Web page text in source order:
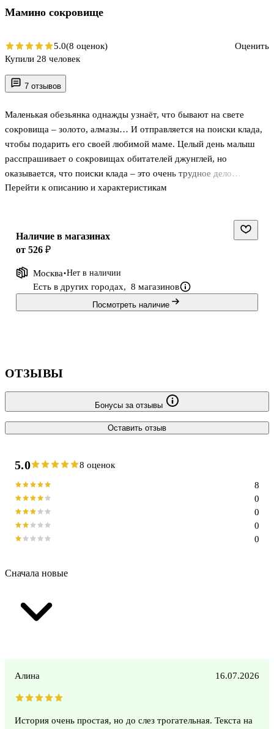
7 отзывов
Маленькая обезьянка однажды узнаёт, что бывают на свете
сокровища – золото, алмазы… И отправляется на поиски клада,
чтобы подарить его своей любимой маме. Целый день малыш
расспрашивает о сокровищах обитателей джунглей, но
оказывается, что поиски клада – это очень трудное дело…
Эту забавную и трогательную историю сочинили немецкие
«Послушайте, я здесь!» и «Хочу быть храбрым!».
Для чтения взрослыми детям.
Перейти к описанию и характеристикам
Мамино сокровище
5.0(8 оценок)
Оценить
Купили 28 человек
Наличие в магазинах
от 526 ₽
Москва Нет в наличии
Есть в других городах, 8 магазинов
Посмотреть наличие
ОТЗЫВЫ
Бонусы за отзывы
Оставить отзыв
5.0 8 оценок
0
0
0
0
8
Сначала новые
Алина 16.07.2026
История очень простая, но до слез трогательная. Текста на